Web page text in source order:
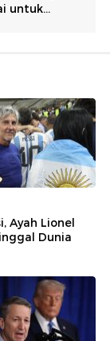
Ayah Lionel
Dunia